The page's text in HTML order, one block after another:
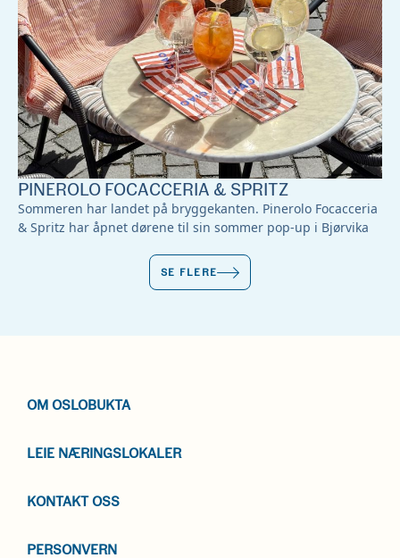
PINEROLO FOCACCERIA & SPRITZ
Sommeren har landet på bryggekanten. Pinerolo Focacceria
& Spritz har åpnet dørene til sin sommer pop-up i Bjørvika
SE FLERE
OM OSLOBUKTA
LEIE NÆRINGSLOKALER
KONTAKT OSS
PERSONVERN